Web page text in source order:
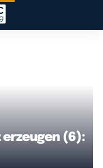
erzeugen (6):